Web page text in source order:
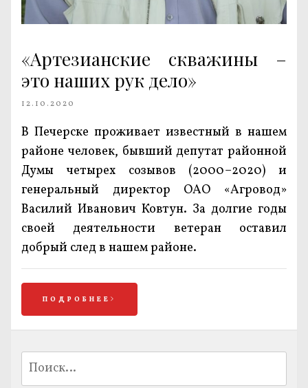
«Артезианские скважины –
это наших рук дело»
12.10.2020
В Печерске проживает известный в нашем
районе человек, бывший депутат районной
Думы четырех созывов (2000–2020) и
генеральный директор ОАО «Агровод»
Василий Иванович Ковтун. За долгие годы
своей деятельности ветеран оставил
добрый след в нашем районе.
ПОДРОБНЕЕ
Найти: